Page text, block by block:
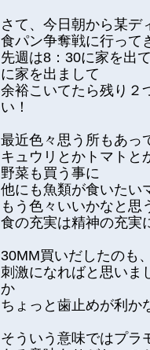
さて、今日朝から某デ
食パン争奪戦に行って
先週は8：30に家を出
に家を出まして
余裕こいてたら残り
い！
最近色々思う所もあっ
キュウリとかトマトと
野菜も買う事に
他にも魚類が食いたい
もう色々いいかなと思
食の充実は精神の充実
30MM買いだしたのも
刺激になればと思いま
か
ちょっと歯止めが利か
そういう意味ではプラ